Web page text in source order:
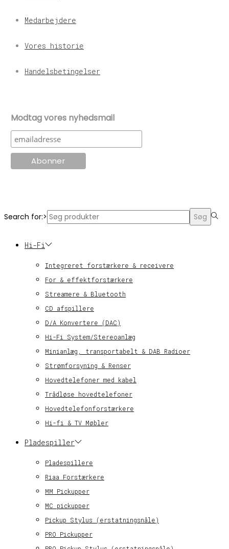
Medarbejdere
Vores historie
Handelsbetingelser
Modtag vores nyhedsmail
Search for:> Søg
Hi-Fi
Integreret forstærkere & receivere
For & effektforstærkere
Streamere & Bluetooth
CD afspillere
D/A Konvertere (DAC)
Hi-Fi System/Stereoanlæg
Minianlæg, transportabelt & DAB Radioer
Strømforsyning & Renser
Hovedtelefoner med kabel
Trådløse hovedtelefoner
Hovedtelefonforstærkere
Hi-fi & TV Møbler
Pladespiller
Pladespillere
Riaa Forstærkere
MM Pickupper
MC pickupper
Pickup Stylus (erstatningsnåle)
PRO Pickupper